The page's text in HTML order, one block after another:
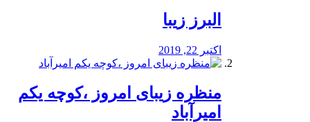
البرز زیبا
اکتبر 22, 2019
منظره‌‌ زیبای امروز ،کوچه یکم
امیرآباد